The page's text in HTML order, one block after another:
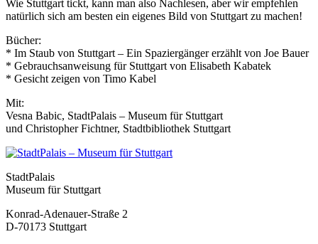
Wie Stuttgart tickt, kann man also Nachlesen, aber wir empfehlen
natürlich sich am besten ein eigenes Bild von Stuttgart zu machen!
Bücher:
* Im Staub von Stuttgart – Ein Spaziergänger erzählt von Joe Bauer
* Gebrauchsanweisung für Stuttgart von Elisabeth Kabatek
* Gesicht zeigen von Timo Kabel
Mit:
Vesna Babic, StadtPalais – Museum für Stuttgart
und Christopher Fichtner, Stadtbibliothek Stuttgart
StadtPalais
Museum für Stuttgart
Konrad-Adenauer-Straße 2
D-70173 Stuttgart